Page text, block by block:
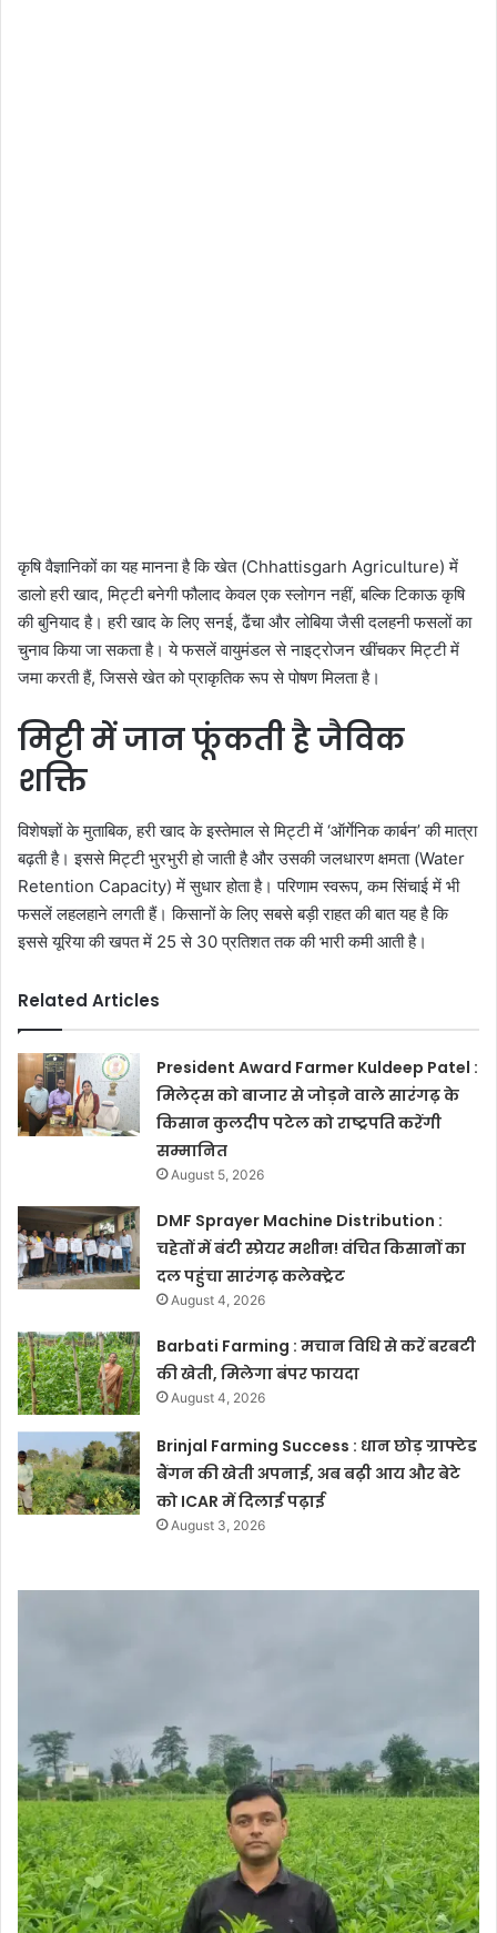
कृषि वैज्ञानिकों का यह मानना है कि खेत (Chhattisgarh Agriculture) में
डालो हरी खाद, मिट्टी बनेगी फौलाद केवल एक स्लोगन नहीं, बल्कि टिकाऊ कृषि
की बुनियाद है। हरी खाद के लिए सनई, ढैंचा और लोबिया जैसी दलहनी फसलों का
चुनाव किया जा सकता है। ये फसलें वायुमंडल से नाइट्रोजन खींचकर मिट्टी में
जमा करती हैं, जिससे खेत को प्राकृतिक रूप से पोषण मिलता है।
मिट्टी में जान फूंकती है जैविक
शक्ति
विशेषज्ञों के मुताबिक, हरी खाद के इस्तेमाल से मिट्टी में ‘ऑर्गेनिक कार्बन’ की मात्रा
बढ़ती है। इससे मिट्टी भुरभुरी हो जाती है और उसकी जलधारण क्षमता (Water
Retention Capacity) में सुधार होता है। परिणाम स्वरूप, कम सिंचाई में भी
फसलें लहलहाने लगती हैं। किसानों के लिए सबसे बड़ी राहत की बात यह है कि
इससे यूरिया की खपत में 25 से 30 प्रतिशत तक की भारी कमी आती है।
Related Articles
President Award Farmer Kuldeep Patel :
मिलेट्स को बाजार से जोड़ने वाले सारंगढ़ के
किसान कुलदीप पटेल को राष्ट्रपति करेंगी
सम्मानित
August 5, 2026
DMF Sprayer Machine Distribution :
चहेतों में बंटी स्प्रेयर मशीन! वंचित किसानों का
दल पहुंचा सारंगढ़ कलेक्ट्रेट
August 4, 2026
Barbati Farming : मचान विधि से करें बरबटी
की खेती, मिलेगा बंपर फायदा
August 4, 2026
Brinjal Farming Success : धान छोड़ ग्राफ्टेड
बैंगन की खेती अपनाई, अब बढ़ी आय और बेटे
को ICAR में दिलाई पढ़ाई
August 3, 2026